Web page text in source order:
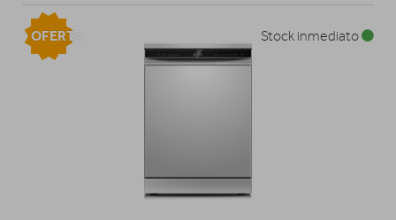
Stock inmediato
OFERTA